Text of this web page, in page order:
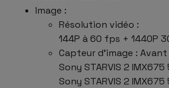
Image :
Résolution vidéo :
144P à 60 fps + 1440P
Capteur d’image : Avant
Sony STARVIS 2 IMX675
Sony STARVIS 2 IMX675